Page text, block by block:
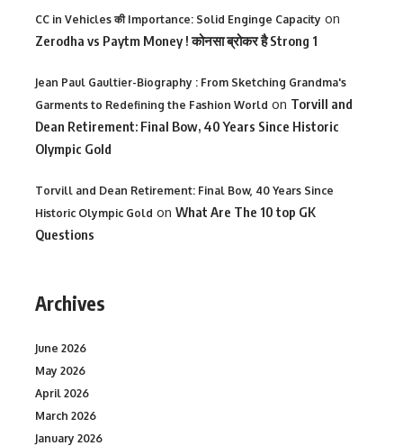
CC in Vehicles की Importance: Solid Enginge Capacity on
Zerodha vs Paytm Money ! कोनसा ब्रोकर है Strong 1
Jean Paul Gaultier-Biography : From Sketching Grandma's
Garments to Redefining the Fashion World on Torvill and
Dean Retirement: Final Bow, 40 Years Since Historic
Olympic Gold
Torvill and Dean Retirement: Final Bow, 40 Years Since
Historic Olympic Gold on What Are The 10 top GK
Questions
Archives
June 2026
May 2026
April 2026
March 2026
January 2026